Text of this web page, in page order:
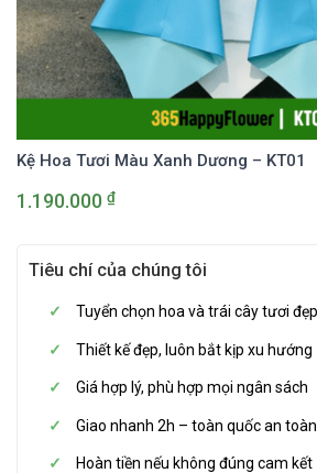
Kệ Hoa Tươi Màu Xanh Dương – KT01
1.190.000 ₫
Tiêu chí của chúng tôi
Tuyển chọn hoa và trái cây tươi
Thiết kế đẹp, luôn bắt kịp xu hướng
Giá hợp lý, phù hợp mọi ngân sách
Giao nhanh 2h – toàn quốc an toàn
Hoàn tiền nếu không đúng cam kết